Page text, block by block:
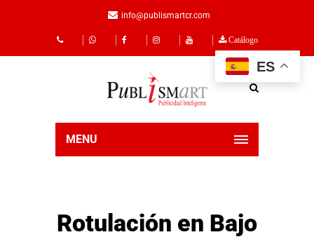
info@publismartcr.com
Catálogo
MENU
Rotulación en Bajo
ES